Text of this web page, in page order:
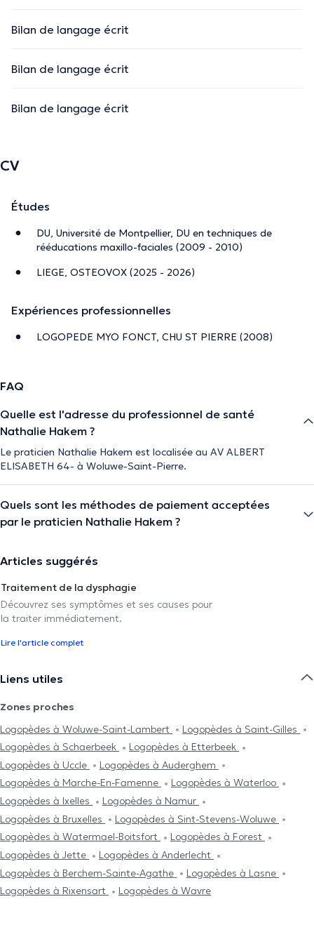
Bilan de langage écrit
Bilan de langage écrit
Bilan de langage écrit
CV
Études
DU, Université de Montpellier, DU en techniques de
rééducations maxillo-faciales (2009 - 2010)
LIEGE, OSTEOVOX (2025 - 2026)
Expériences professionnelles
LOGOPEDE MYO FONCT, CHU ST PIERRE (2008)
FAQ
Quelle est l'adresse du professionnel de santé
Nathalie Hakem ?
Le praticien Nathalie Hakem est localisée au AV ALBERT
ELISABETH 64- à Woluwe-Saint-Pierre.
Quels sont les méthodes de paiement acceptées
par le praticien Nathalie Hakem ?
Articles suggérés
Traitement de la dysphagie
Découvrez ses symptômes et ses causes pour
la traiter immédiatement.
Lire l'article complet
Liens utiles
Zones proches
Logopèdes à Woluwe-Saint-Lambert
Logopèdes à Saint-Gilles
Logopèdes à Schaerbeek
Logopèdes à Etterbeek
Logopèdes à Uccle
Logopèdes à Auderghem
Logopèdes à Marche-En-Famenne
Logopèdes à Waterloo
Logopèdes à Ixelles
Logopèdes à Namur
Logopèdes à Bruxelles
Logopèdes à Sint-Stevens-Woluwe
Logopèdes à Watermael-Boitsfort
Logopèdes à Forest
Logopèdes à Jette
Logopèdes à Anderlecht
Logopèdes à Berchem-Sainte-Agathe
Logopèdes à Lasne
Logopèdes à Rixensart
Logopèdes à Wavre